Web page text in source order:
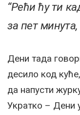
“Рећи ћу ти
за пет
Дени тада
десило код
да напусти
Укратко – Дени